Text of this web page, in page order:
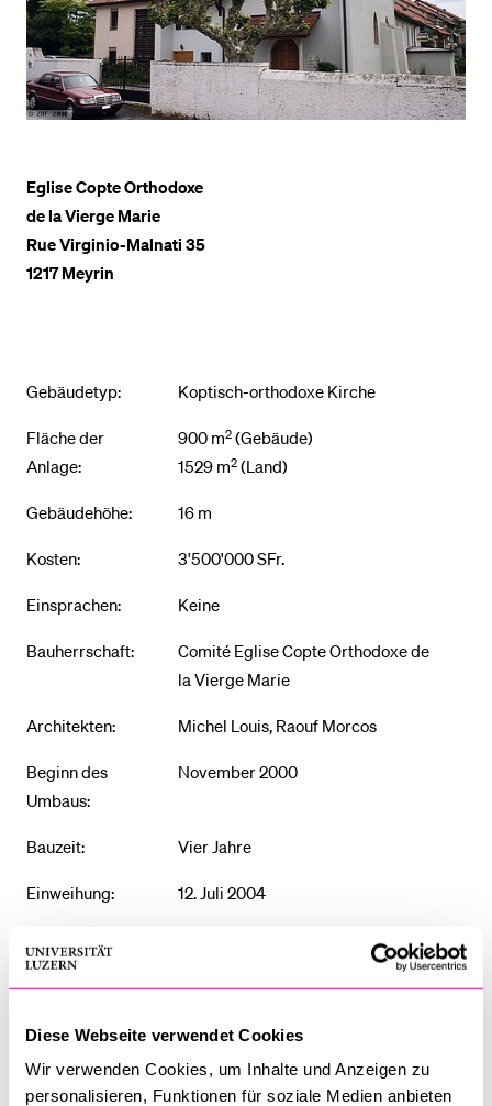
Diese Webseite verwendet Cookies
Wir verwenden Cookies, um Inhalte und Anzeigen zu
personalisieren, Funktionen für soziale Medien anbieten
Eglise Copte Orthodoxe
de la Vierge Marie
Rue Virginio-Malnati 35
1217 Meyrin
Gebäudetyp: Koptisch-orthodoxe Kirche
Fläche der
Anlage:
900 m2(Gebäude)
1529 m2(Land)
Gebäudehöhe: 16 m
Kosten: 3'500'000 SFr.
Einsprachen: Keine
Bauherrschaft:
Comité Eglise Copte Orthodoxe de
la Vierge Marie
Architekten: Michel Louis, Raouf Morcos
Beginn des
Umbaus:
November 2000
Bauzeit: Vier Jahre
Einweihung: 12. Juli 2004
Tradition:
Koptisch-orthodoxes Christentum
Einweihung:
BELIEBTE INHALTE
Vorlesungsverzeichnis
Sportangebot
Menuplan Mensa
Anmeldung und Zulassung